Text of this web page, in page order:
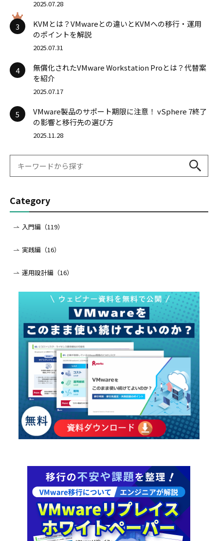
2025.07.28
3
KVMとは？VMwareとの違いとKVMへの移行・運用
のポイントを解説
2025.07.31
4
無償化されたVMware Workstation Proとは？代替案
を紹介
2025.07.17
5
VMware製品のサポート期限に注意！ vSphere 7終了
の影響と移行先の選び方
2025.11.28
Category
入門編（119）
実践編（16）
運用設計編（16）